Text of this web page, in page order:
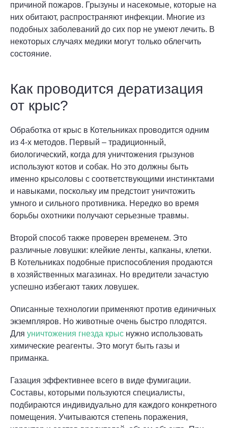
причиной пожаров. Грызуны и насекомые, которые на
них обитают, распространяют инфекции. Многие из
подобных заболеваний до сих пор не умеют лечить. В
некоторых случаях медики могут только облегчить
состояние.
Как проводится дератизация
от крыс?
Обработка от крыс в Котельниках проводится одним
из 4-х методов. Первый – традиционный,
биологический, когда для уничтожения грызунов
используют котов и собак. Но это должны быть
именно крысоловы с соответствующими инстинктами
и навыками, поскольку им предстоит уничтожить
умного и сильного противника. Нередко во время
борьбы охотники получают серьезные травмы.
Второй способ также проверен временем. Это
различные ловушки: клейкие ленты, капканы, клетки.
В Котельниках подобные приспособления продаются
в хозяйственных магазинах. Но вредители зачастую
успешно избегают таких ловушек.
Описанные технологии применяют против единичных
экземпляров. Но животные очень быстро плодятся.
Для уничтожения гнезда крыс нужно использовать
химические реагенты. Это могут быть газы и
приманка.
Газация эффективнее всего в виде фумигации.
Составы, которыми пользуются специалисты,
подбираются индивидуально для каждого конкретного
помещения. Учитываются степень поражения,